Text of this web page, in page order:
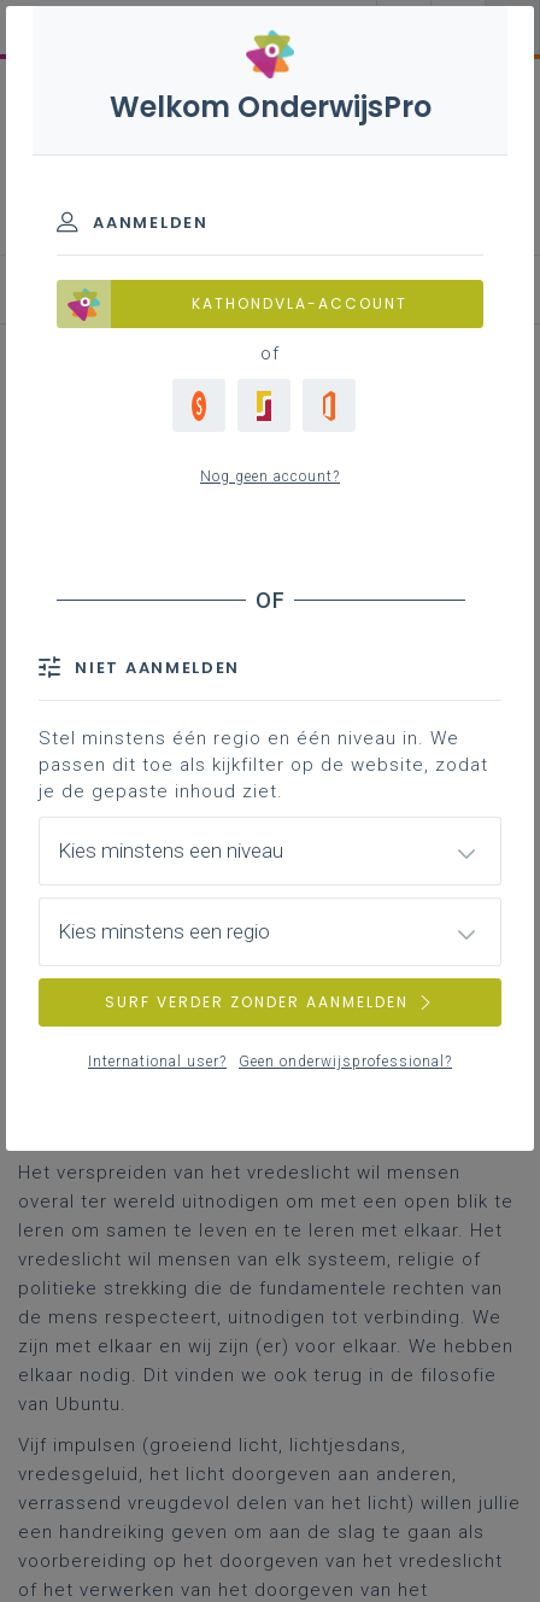
Inspirerend materiaal
Het vredeslicht
Het licht doorgeven aan anderen
Verrassend vreugdevol delen van het licht
Downloads
Het vredeslicht wil overal ter wereld licht,
hoop en warmte uitdragen naar alle
vertrekt vanuit Bethlehem, een
multiculturele stad waar verschillende
culturen en volkeren proberen samen te
leven. Vaak loert in deze stad en op vele
andere plaatsen in de wereld de kans op
Het verspreiden van het vredeslicht wil mensen
overal ter wereld uitnodigen om met een open blik te
leren om samen te leven en te leren met elkaar. Het
vredeslicht wil mensen van elk systeem, religie of
politieke strekking die de fundamentele rechten van
de mens respecteert, uitnodigen tot verbinding. We
zijn met elkaar en wij zijn (er) voor elkaar. We hebben
elkaar nodig. Dit vinden we ook terug in de filosofie
van Ubuntu.
Vijf impulsen (groeiend licht, lichtjesdans,
vredesgeluid, het licht doorgeven aan anderen,
verrassend vreugdevol delen van het licht) willen jullie
een handreiking geven om aan de slag te gaan als
voorbereiding op het doorgeven van het vredeslicht
of het verwerken van het doorgeven van het
Welkom OnderwijsPro
AANMELDEN
KATHONDVLA-ACCOUNT
of
Nog geen account?
NIET AANMELDEN
Stel minstens één regio en één niveau in. We
passen dit toe als kijkfilter op de website, zodat
je de gepaste inhoud ziet.
Kies minstens een niveau
Kies minstens een regio
SURF VERDER ZONDER AANMELDEN
International user? Geen onderwijsprofessional?